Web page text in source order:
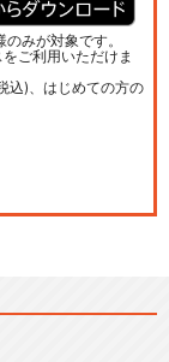
みが対象です。
ご利用いただけま
込)、はじめての方の